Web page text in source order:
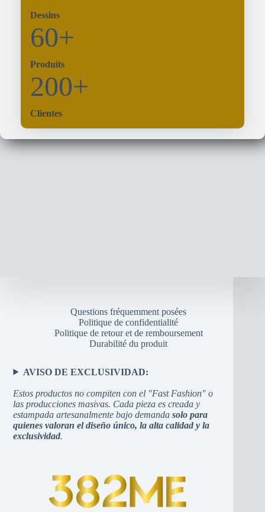
Dessins
60+
Produits
200+
Clientes
Questions fréquemment posées
Politique de confidentialité
Politique de retour et de remboursement
Durabilité du produit
AVISO DE EXCLUSIVIDAD:
Estos productos no compiten con el "Fast Fashion" o
las producciones masivas. Cada pieza es creada y
estampada artesanalmente bajo demandasolo para
quienes valoran el diseño único, la alta calidad y la
exclusividad.